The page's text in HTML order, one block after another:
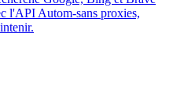
l'API Autom-sans proxies,